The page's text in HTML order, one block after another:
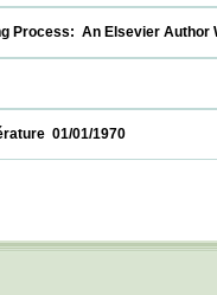
Process:  An
de littérature  01/01/